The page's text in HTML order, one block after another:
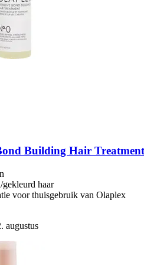
Building Hair
gekleurd haar
voor thuisgebruik van Olaplex
augustus